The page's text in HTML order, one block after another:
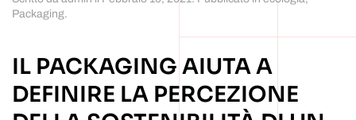
Packaging.
IL PACKAGING AIUTA A
DEFINIRE LA PERCEZIONE